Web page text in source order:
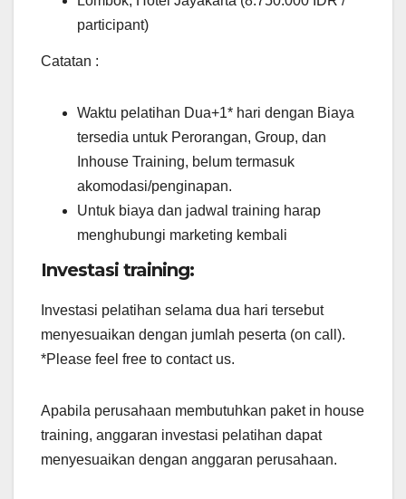
participant)
Catatan :
Waktu pelatihan Dua+1* hari dengan Biaya
tersedia untuk Perorangan, Group, dan
Inhouse Training, belum termasuk
akomodasi/penginapan.
Untuk biaya dan jadwal training harap
menghubungi marketing kembali
Investasi training:
Investasi pelatihan selama dua hari tersebut
menyesuaikan dengan jumlah peserta (on call).
*Please feel free to contact us.
Apabila perusahaan membutuhkan paket in house
training, anggaran investasi pelatihan dapat
menyesuaikan dengan anggaran perusahaan.